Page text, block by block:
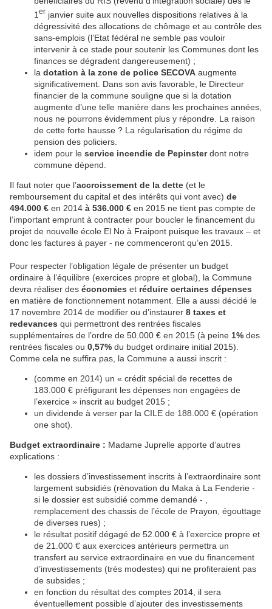
1 er janvier suite aux nouvelles dispositions relatives à la
dégressivité des allocations de chômage et au contrôle des
sans-emplois (l’Etat fédéral ne semble pas vouloir
intervenir à ce stade pour soutenir les Communes dont les
finances se dégradent dangereusement) ;
la dotation à la zone de police SECOVA augmente
significativement. Dans son avis favorable, le Directeur
financier de la commune souligne que si la dotation
augmente d’une telle manière dans les prochaines années,
nous ne pourrons évidemment plus y répondre. La raison
de cette forte hausse ? La régularisation du régime de
pension des policiers.
idem pour le service incendie de Pepinsterdont notre
commune dépend.
Il faut noter que l’accroissement de la dette (et le
remboursement du capital et des intérêts qui vont avec) de
494.000 € en 2014 à 536.000 € en 2015 ne tient pas compte de
l’important emprunt à contracter pour boucler le financement du
projet de nouvelle école El No à Fraipont puisque les travaux – et
donc les factures à payer - ne commenceront qu’en 2015.
Pour respecter l’obligation légale de présenter un budget
ordinaire à l’équilibre (exercices propre et global), la Commune
devra réaliser des économies et réduire certaines dépenses
en matière de fonctionnement notamment. Elle a aussi décidé le
17 novembre 2014 de modifier ou d’instaurer 8 taxes et
redevances qui permettront des rentrées fiscales
supplémentaires de l’ordre de 50.000 € en 2015 (à peine 1% des
rentrées fiscales ou 0,57% du budget ordinaire initial 2015).
Comme cela ne suffira pas, la Commune a aussi inscrit :
(comme en 2014) un « crédit spécial de recettes de
183.000 € préfigurant les dépenses non engagées de
l’exercice » inscrit au budget 2015 ;
un dividende à verser par la CILE de 188.000 € (opération
one shot).
Budget extraordinaire : Madame Juprelle apporte d’autres
explications :
les dossiers d’investissement inscrits à l’extraordinaire sont
largement subsidiés (rénovation du Maka à La Fenderie -
si le dossier est subsidié comme demandé - ,
remplacement des chassis de l’école de Prayon, égouttage
de diverses rues) ;
le résultat positif dégagé de 52.000 € à l’exercice propre et
de 21.000 € aux exercices antérieurs permettra un
transfert au service extraordinaire en vue du financement
d’investissements (très modestes) qui ne profiteraient pas
de subsides ;
en fonction du résultat des comptes 2014, il sera
éventuellement possible d’ajouter des investissements